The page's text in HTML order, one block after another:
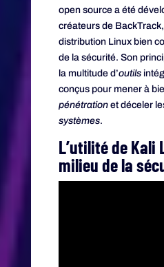
open source a été
créateurs de
distribution Linux bien
de la sécurité. Son
la multitude d’outils
conçus pour mener à
pénétrationet déceler
systèmes.
L’utilité de Kali
milieu de la